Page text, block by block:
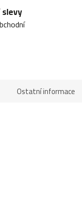
Ostatní informace